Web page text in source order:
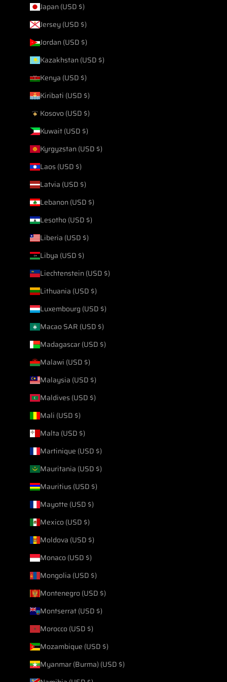
Japan (USD $)
Jersey (USD $)
Jordan (USD $)
Kazakhstan (USD $)
Kenya (USD $)
Kiribati (USD $)
Kosovo (USD $)
Kuwait (USD $)
Kyrgyzstan (USD $)
Laos (USD $)
Latvia (USD $)
Lebanon (USD $)
Lesotho (USD $)
Liberia (USD $)
Libya (USD $)
Liechtenstein (USD $)
Lithuania (USD $)
Luxembourg (USD $)
Macao SAR (USD $)
Madagascar (USD $)
Malawi (USD $)
Malaysia (USD $)
Maldives (USD $)
Mali (USD $)
Malta (USD $)
Martinique (USD $)
Mauritania (USD $)
Mauritius (USD $)
Mayotte (USD $)
Mexico (USD $)
Moldova (USD $)
Monaco (USD $)
Mongolia (USD $)
Montenegro (USD $)
Montserrat (USD $)
Morocco (USD $)
Mozambique (USD $)
Myanmar (Burma) (USD $)